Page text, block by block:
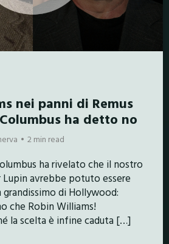
nei panni di Remus
ha detto no
2 min read
ha rivelato che il nostro
avrebbe potuto essere
di Hollywood:
che Robin Williams!
la scelta è infine caduta […]